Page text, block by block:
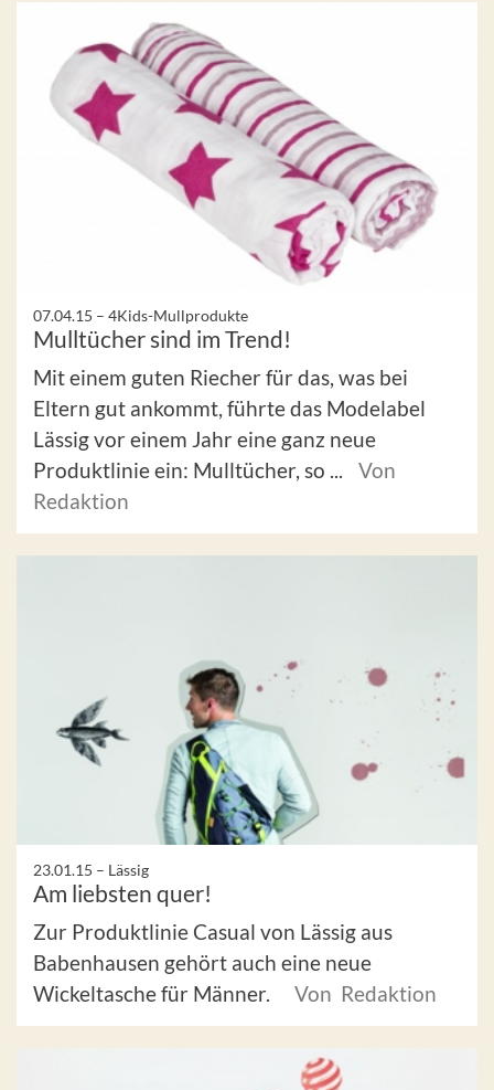
07.04.15 – 4Kids-Mullprodukte
Mulltücher sind im Trend!
Mit einem guten Riecher für das, was bei
Eltern gut ankommt, führte das Modelabel
Lässig vor einem Jahr eine ganz neue
Produktlinie ein: Mulltücher, so ...
Von
Redaktion
23.01.15 – Lässig
Am liebsten quer!
Zur Produktlinie Casual von Lässig aus
Babenhausen gehört auch eine neue
Wickeltasche für Männer.
Von Redaktion